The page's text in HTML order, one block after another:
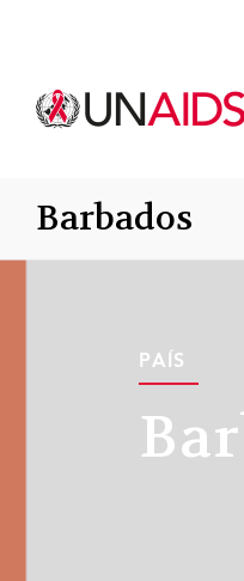
Barbados
PAÍS